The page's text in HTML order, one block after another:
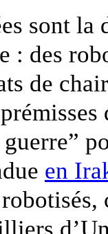
sont la
des
de
en